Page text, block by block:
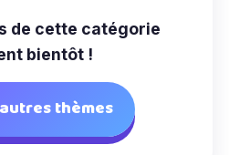
pour captiver, inspirer
herbe.
vous trouverez
zèbre qui
Alors pourquoi
de cette catégorie
bientôt !
thèmes